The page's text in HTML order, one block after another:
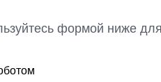
формой ниже